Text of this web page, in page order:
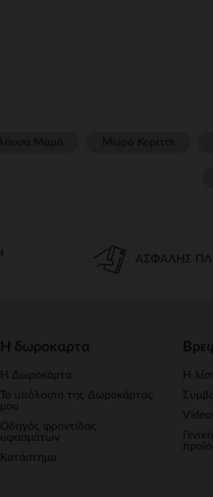
ΑΣΦΑΛΉΣ
Η δωροκαρτα
Η Δωροκάρτα
Το υπόλοιπο της Δωροκάρτας
μου
Οδηγός φροντίδας
υφασμάτων
Κατάστημα
Η